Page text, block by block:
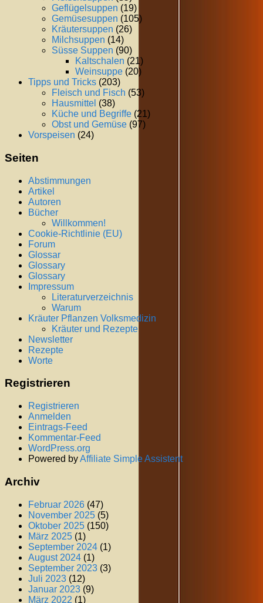
Geflügelsuppen (19)
Gemüsesuppen (105)
Kräutersuppen (26)
Milchsuppen (14)
Süsse Suppen (90)
Kaltschalen (21)
Weinsuppe (20)
Tipps und Tricks (203)
Fleisch und Fisch (53)
Hausmittel (38)
Küche und Begriffe (21)
Obst und Gemüse (97)
Vorspeisen (24)
Seiten
Abstimmungen
Artikel
Autoren
Bücher
Willkommen!
Cookie-Richtlinie (EU)
Forum
Glossar
Glossary
Glossary
Impressum
Literaturverzeichnis
Warum
Kräuter Pflanzen Volksmedizin
Kräuter und Rezepte
Newsletter
Rezepte
Worte
Registrieren
Registrieren
Anmelden
Eintrags-Feed
Kommentar-Feed
WordPress.org
Powered byAffiliate Simple Assistent
Archiv
Februar 2026 (47)
November 2025 (5)
Oktober 2025 (150)
März 2025 (1)
September 2024 (1)
August 2024 (1)
September 2023 (3)
Juli 2023 (12)
Januar 2023 (9)
März 2022 (1)